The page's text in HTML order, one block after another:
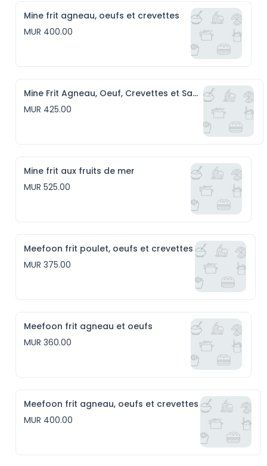
Mine frit agneau, oeufs et crevettes
MUR 400.00
Mine Frit Agneau, Oeuf, Crevettes et Saucisses
MUR 425.00
Mine frit aux fruits de mer
MUR 525.00
Meefoon frit poulet, oeufs et crevettes
MUR 375.00
Meefoon frit agneau et oeufs
MUR 360.00
Meefoon frit agneau, oeufs et crevettes
MUR 400.00